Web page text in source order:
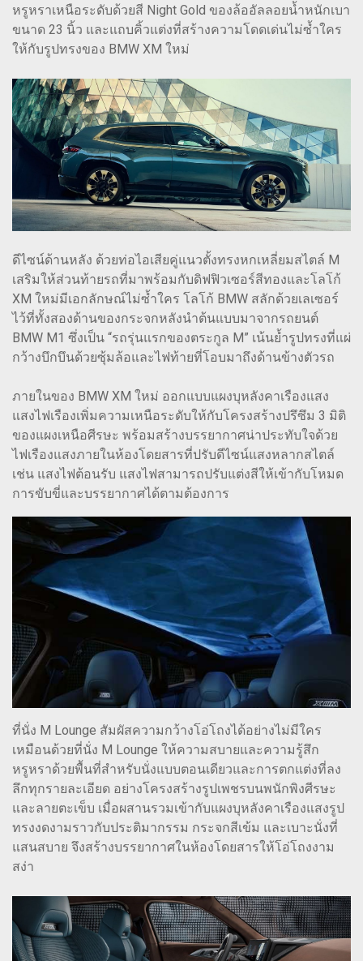
หรูหราเหนือระดับด้วยสี Night Gold ของล้ออัลลอยน้ำหนักเบา
ขนาด 23 นิ้ว และแถบคิ้วแต่งที่สร้างความโดดเด่นไม่ซ้ำใคร
ให้กับรูปทรงของ BMW XM ใหม่
ดีไซน์ด้านหลัง ด้วยท่อไอเสียคู่แนวตั้งทรงหกเหลี่ยมสไตล์ M
เสริมให้ส่วนท้ายรถที่มาพร้อมกับดิฟฟิวเซอร์สีทองและโลโก้
XM ใหม่มีเอกลักษณ์ไม่ซ้ำใคร โลโก้ BMW สลักด้วยเลเซอร์
ไว้ที่ทั้งสองด้านของกระจกหลังนำต้นแบบมาจากรถยนต์
BMW M1 ซึ่งเป็น “รถรุ่นแรกของตระกูล M” เน้นย้ำรูปทรงที่แผ่
กว้างบึกบึนด้วยซุ้มล้อและไฟท้ายที่โอบมาถึงด้านข้างตัวรถ
ภายในของ BMW XM ใหม่ ออกแบบแผงบุหลังคาเรืองแสง
แสงไฟเรืองเพิ่มความเหนือระดับให้กับโครงสร้างปรึซึม 3 มิติ
ของแผงเหนือศีรษะ พร้อมสร้างบรรยากาศน่าประทับใจด้วย
ไฟเรืองแสงภายในห้องโดยสารที่ปรับดีไซน์แสงหลากสไตล์
เช่น แสงไฟต้อนรับ แสงไฟสามารถปรับแต่งสีให้เข้ากับโหมด
การขับขี่และบรรยากาศได้ตามต้องการ
ที่นั่ง M Lounge สัมผัสความกว้างโอ่โถงได้อย่างไม่มีใคร
เหมือนด้วยที่นั่ง M Lounge ให้ความสบายและความรู้สึก
หรูหราด้วยพื้นที่สำหรับนั่งแบบตอนเดียวและการตกแต่งที่ลง
ลึกทุกรายละเอียด อย่างโครงสร้างรูปเพชรบนพนักพิงศีรษะ
และลายตะเข็บ เมื่อผสานรวมเข้ากับแผงบุหลังคาเรืองแสงรูป
ทรงงดงามราวกับประติมากรรม กระจกสีเข้ม และเบาะนั่งที่
แสนสบาย จึงสร้างบรรยากาศในห้องโดยสารให้โอ่โถงงาม
สง่า